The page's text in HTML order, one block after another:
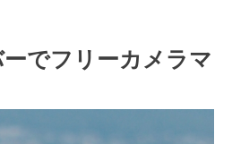
でフリーカメラマ